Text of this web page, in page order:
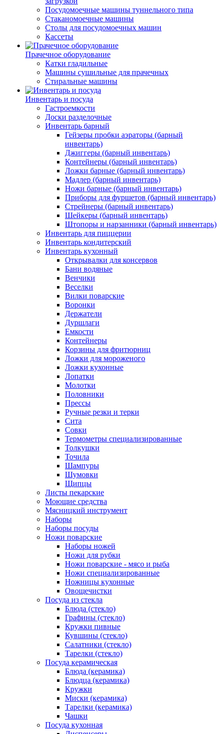
Посудомоечные машины туннельного типа
Стаканомоечные машины
Столы для посудомоечных машин
Кассеты
Прачечное оборудование
Катки гладильные
Машины сушильные для прачечных
Стиральные машины
Инвентарь и посуда
Гастроемкости
Доски разделочные
Инвентарь барный
Гейзеры пробки аэраторы (барный
инвентарь)
Джиггеры (барный инвентарь)
Контейнеры (барный инвентарь)
Ложки барные (барный инвентарь)
Мадлер (барный инвентарь)
Ножи барные (барный инвентарь)
Приборы для фуршетов (барный инвентарь)
Стрейнеры (барный инвентарь)
Шейкеры (барный инвентарь)
Штопоры и нарзанники (барный инвентарь)
Инвентарь для пиццерии
Инвентарь кондитерский
Инвентарь кухонный
Открывалки для консервов
Бани водяные
Венчики
Веселки
Вилки поварские
Воронки
Держатели
Дуршлаги
Емкости
Контейнеры
Корзины для фритюрниц
Ложки для мороженого
Ложки кухонные
Лопатки
Молотки
Половники
Прессы
Ручные резки и терки
Сита
Совки
Термометры специализированные
Толкушки
Точила
Шампуры
Шумовки
Щипцы
Листы пекарские
Моющие средства
Мясницкий инструмент
Наборы
Наборы посуды
Ножи поварские
Наборы ножей
Ножи для рубки
Ножи поварские - мясо и рыба
Ножи специализированные
Ножницы кухонные
Овощечистки
Посуда из стекла
Блюда (стекло)
Графины (стекло)
Кружки пивные
Кувшины (стекло)
Салатники (стекло)
Тарелки (стекло)
Посуда керамическая
Блюда (керамика)
Блюдца (керамика)
Кружки
Миски (керамика)
Тарелки (керамика)
Чашки
Посуда кухонная